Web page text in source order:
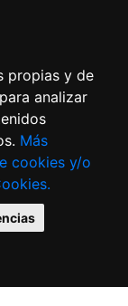
propias y de
analizar
Más
cookies y/o